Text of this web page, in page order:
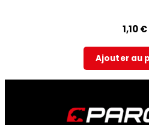
1,10€
Ajouter au